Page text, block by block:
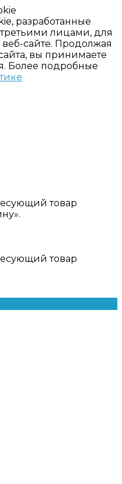
разработанные
лицами, для
сайте. Продолжая
вы принимаете
Более подробные
товар
товар